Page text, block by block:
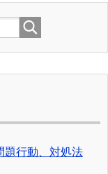
題行動、対処法